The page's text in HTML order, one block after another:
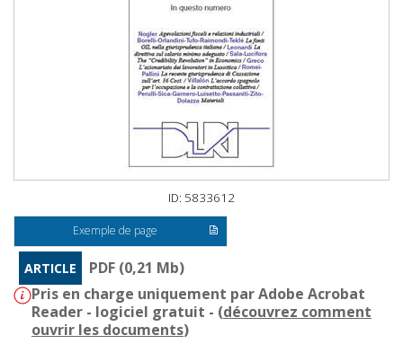
ID: 5833612
Exemple de page
ARTICLE
PDF (0,21 Mb)
Pris en charge uniquement par Adobe Acrobat
Reader - logiciel gratuit - (découvrez comment
ouvrir les documents)